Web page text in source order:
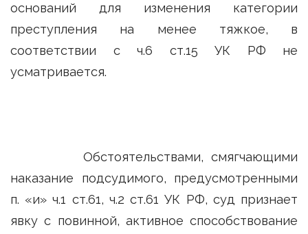
оснований для изменения категории
преступления на менее тяжкое, в
соответствии с ч.6 ст.15 УК РФ не
усматривается.
Обстоятельствами, смягчающими
наказание подсудимого, предусмотренными
п. «и» ч.1 ст.61, ч.2 ст.61 УК РФ, суд признает
явку с повинной, активное способствование